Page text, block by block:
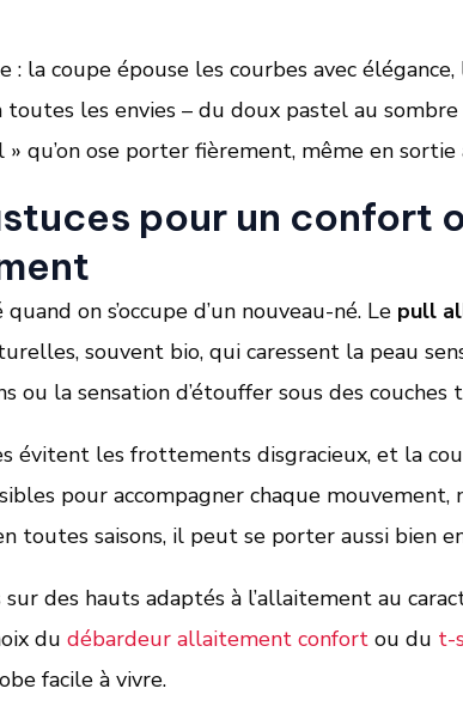
: la coupe épouse les courbes avec
toutes les envies – du doux pastel au sombre
qu’on ose porter fièrement, même en sortie
pour un confort
on s’occupe d’un nouveau-né. Le pull
souvent bio, qui caressent la peau
ou la sensation d’étouffer sous des couches
évitent les frottements disgracieux, et la
pour accompagner chaque
toutes saisons, il peut se porter aussi bien
sur des hauts adaptés à l’allaitement au
du débardeur allaitement confort ou du t-
facile à vivre.